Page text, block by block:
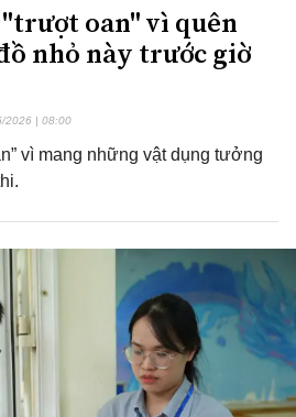
oan" vì quên
nhỏ này trước giờ
2026 | 08:00
vì mang những vật dụng tưởng